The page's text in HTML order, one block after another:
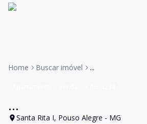
Home Buscar imóvel ...
...
Santa Rita I, Pouso Alegre - MG